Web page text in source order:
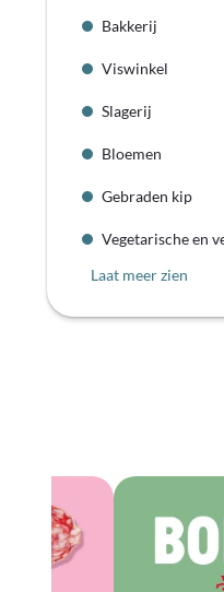
Bakkerij
Viswinkel
Slagerij
Bloemen
Gebraden kip
Vegetarische en
Laat meer zien